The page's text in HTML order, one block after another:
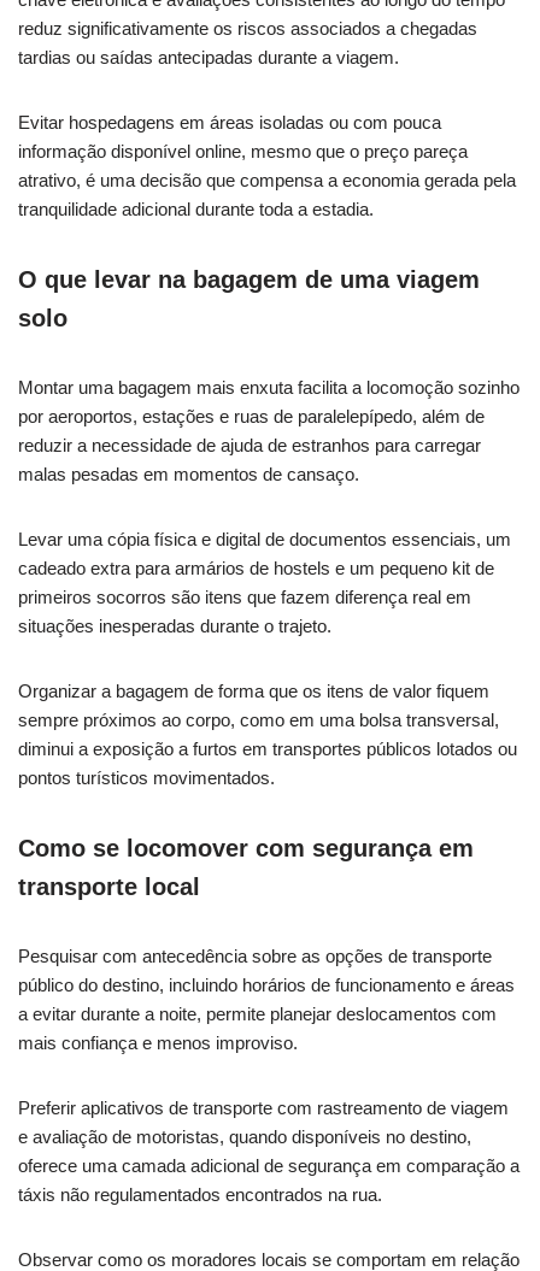
reduz significativamente os riscos associados a chegadas
tardias ou saídas antecipadas durante a viagem.
Evitar hospedagens em áreas isoladas ou com pouca
informação disponível online, mesmo que o preço pareça
atrativo, é uma decisão que compensa a economia gerada pela
tranquilidade adicional durante toda a estadia.
O que levar na bagagem de uma viagem
solo
Montar uma bagagem mais enxuta facilita a locomoção sozinho
por aeroportos, estações e ruas de paralelepípedo, além de
reduzir a necessidade de ajuda de estranhos para carregar
malas pesadas em momentos de cansaço.
Levar uma cópia física e digital de documentos essenciais, um
cadeado extra para armários de hostels e um pequeno kit de
primeiros socorros são itens que fazem diferença real em
situações inesperadas durante o trajeto.
Organizar a bagagem de forma que os itens de valor fiquem
sempre próximos ao corpo, como em uma bolsa transversal,
diminui a exposição a furtos em transportes públicos lotados ou
pontos turísticos movimentados.
Como se locomover com segurança em
transporte local
Pesquisar com antecedência sobre as opções de transporte
público do destino, incluindo horários de funcionamento e áreas
a evitar durante a noite, permite planejar deslocamentos com
mais confiança e menos improviso.
Preferir aplicativos de transporte com rastreamento de viagem
e avaliação de motoristas, quando disponíveis no destino,
oferece uma camada adicional de segurança em comparação a
táxis não regulamentados encontrados na rua.
Observar como os moradores locais se comportam em relação